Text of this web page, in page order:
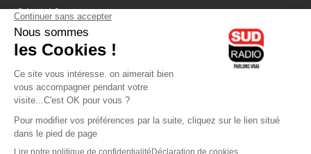
fiducial.fr
lyoncapitale.fr
olympique-et-lyonnais.com
L'application Iphone / Android
Téléchargez l'application
Les cookies